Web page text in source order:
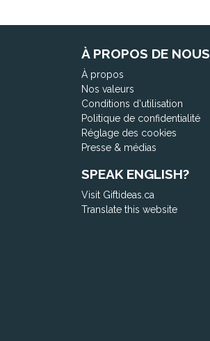
À PROPOS DE NOUS
À propos
Nos valeurs
Conditions d'utilisation
Politique de confidentialité
Réglage des cookies
Presse & médias
SPEAK ENGLISH?
Visit Giftideas.ca
Translate this website